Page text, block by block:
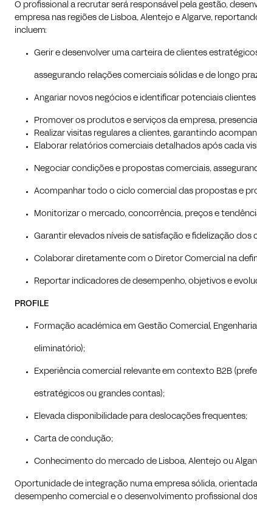
O profissional a recrutar será responsável pela gestão,
empresa nas regiões de Lisboa, Alentejo e Algarve,
incluem:
Gerir e desenvolver uma carteira de clientes
assegurando relações comerciais sólidas e de longo
Angariar novos negócios e identificar potenciais
Promover os produtos e serviços da empresa,
Realizar visitas regulares a clientes, garantindo
Elaborar relatórios comerciais detalhados após cada
Negociar condições e propostas comerciais,
Acompanhar todo o ciclo comercial das propostas e
Monitorizar o mercado, concorrência, preços e
Garantir elevados níveis de satisfação e fidelização dos
Colaborar diretamente com o Diretor Comercial na
Reportar indicadores de desempenho, objetivos e
PROFILE
Formação académica em Gestão Comercial,
eliminatório);
Experiência comercial relevante em contexto B2B
estratégicos ou grandes contas);
Elevada disponibilidade para deslocações frequentes;
Carta de condução;
Conhecimento do mercado de Lisboa, Alentejo ou
Oportunidade de integração numa empresa sólida,
desempenho comercial e o desenvolvimento profissional